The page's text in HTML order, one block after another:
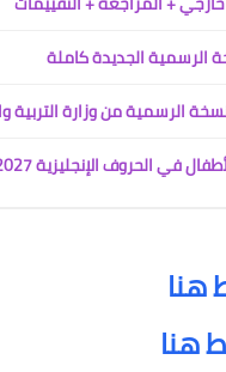
هنا
هنا